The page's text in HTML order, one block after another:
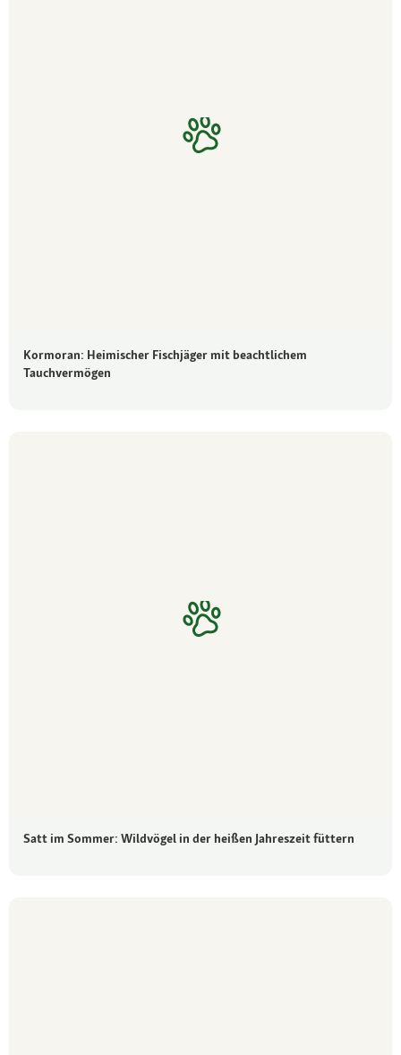
Kormoran: Heimischer Fischjäger mit beachtlichem
Tauchvermögen
Satt im Sommer: Wildvögel in der heißen Jahreszeit füttern